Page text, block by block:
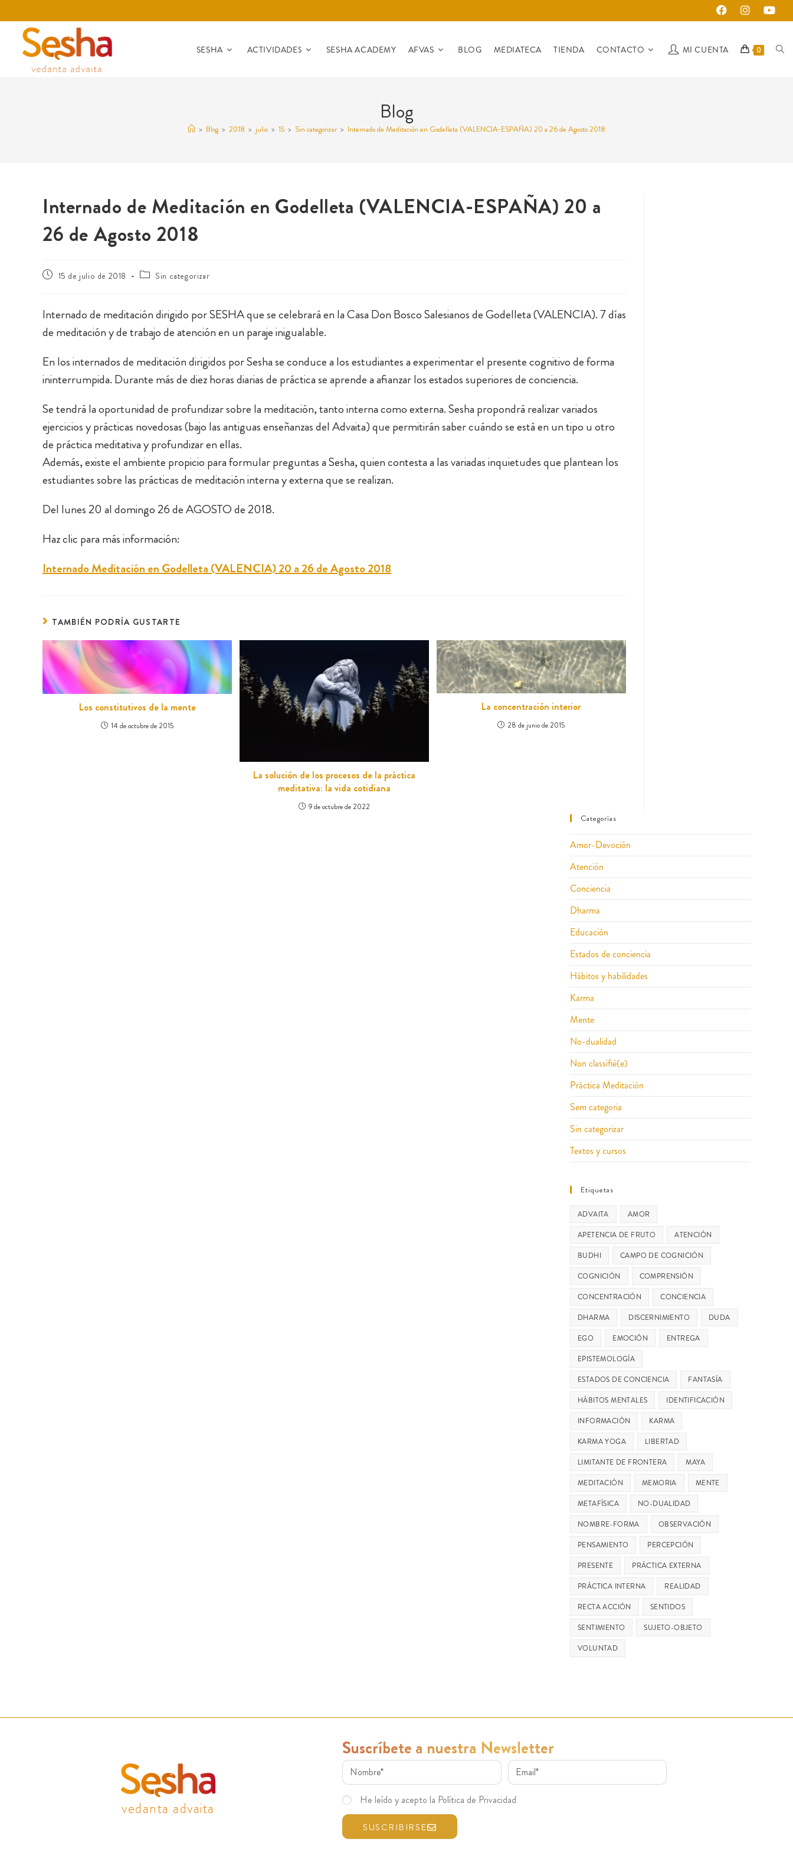
SESHA ACTIVIDADES SESHA ACADEMY AFVAS BLOG MEDIATECA TIENDA CONTACTO MI CUENTA 0
Blog
> Blog > 2018 > julio > 15 > Sin categorizar > Internado de Meditación en Godelleta (VALENCIA-ESPAÑA) 20 a 26 de Agosto 2018
Internado de Meditación en Godelleta (VALENCIA-ESPAÑA) 20 a
26 de Agosto 2018
15 de julio de 2018 Sin categorizar
Internado de meditación dirigido por SESHA que se celebrará en la Casa Don Bosco Salesianos de Godelleta (VALENCIA). 7 días
de meditación y de trabajo de atención en un paraje inigualable.
En los internados de meditación dirigidos por Sesha se conduce a los estudiantes a experimentar el presente cognitivo de forma
ininterrumpida. Durante más de diez horas diarias de práctica se aprende a afianzar los estados superiores de conciencia.
Se tendrá la oportunidad de profundizar sobre la meditación, tanto interna como externa. Sesha propondrá realizar variados
ejercicios y prácticas novedosas (bajo las antiguas enseñanzas del Advaita) que permitirán saber cuándo se está en un tipo u otro
de práctica meditativa y profundizar en ellas.
Además, existe el ambiente propicio para formular preguntas a Sesha, quien contesta a las variadas inquietudes que plantean los
estudiantes sobre las prácticas de meditación interna y externa que se realizan.
Del lunes 20 al domingo 26 de AGOSTO de 2018.
Haz clic para más información:
Internado Meditación en Godelleta (VALENCIA) 20 a 26 de Agosto 2018
TAMBIÉN PODRÍA GUSTARTE
Los constitutivos de la mente
14 de octubre de 2015
La solución de los procesos de la práctica
meditativa: la vida cotidiana
9 de octubre de 2022
La concentración interior
28 de junio de 2015
Categorías
Amor-Devoción
Atención
Conciencia
Dharma
Educación
Estados de conciencia
Hábitos y habilidades
Karma
Mente
No-dualidad
Non classifié(e)
Práctica Meditación
Sem categoria
Sin categorizar
Textos y cursos
Etiquetas
ADVAITA
AMOR
APETENCIA DE FRUTO
ATENCIÓN
BUDHI
CAMPO DE COGNICIÓN
COGNICIÓN
COMPRENSIÓN
CONCENTRACIÓN
CONCIENCIA
DHARMA
DISCERNIMIENTO
DUDA
EGO
EMOCIÓN
ENTREGA
EPISTEMOLOGÍA
ESTADOS DE CONCIENCIA
FANTASÍA
HÁBITOS MENTALES
IDENTIFICACIÓN
INFORMACIÓN
KARMA
KARMA YOGA
LIBERTAD
LIMITANTE DE FRONTERA
MAYA
MEDITACIÓN
MEMORIA
MENTE
METAFÍSICA
NO-DUALIDAD
NOMBRE-FORMA
OBSERVACIÓN
PENSAMIENTO
PERCEPCIÓN
PRESENTE
PRÁCTICA EXTERNA
PRÁCTICA INTERNA
REALIDAD
RECTA ACCIÓN
SENTIDOS
SENTIMIENTO
SUJETO-OBJETO
VOLUNTAD
vedanta advaita
Suscríbete a nuestra Newsletter
He leído y acepto la Política de Privacidad
SUSCRIBIRSE